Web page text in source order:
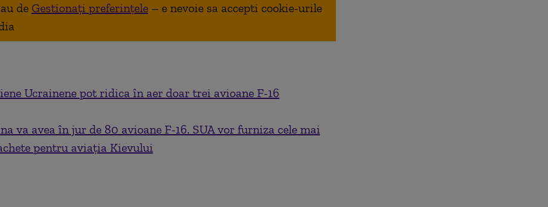
de Gestionați preferințele – e nevoie sa accepti cookie-urile
Ucrainene pot ridica în aer doar trei avioane F-16
va avea în jur de 80 avioane F-16. SUA vor furniza cele mai
pentru aviația Kievului